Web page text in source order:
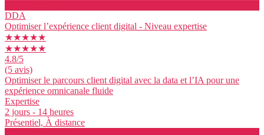
DDA
Optimiser l’expérience client digital - Niveau expertise
★★★★★
★★★★★
4.8/5
(5 avis)
Optimiser le parcours client digital avec la data et l’IA pour une
expérience omnicanale fluide
Expertise
2 jours - 14 heures
Présentiel, À distance